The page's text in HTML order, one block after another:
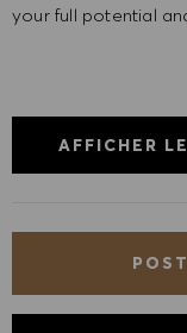
your full potential
AFFICHER